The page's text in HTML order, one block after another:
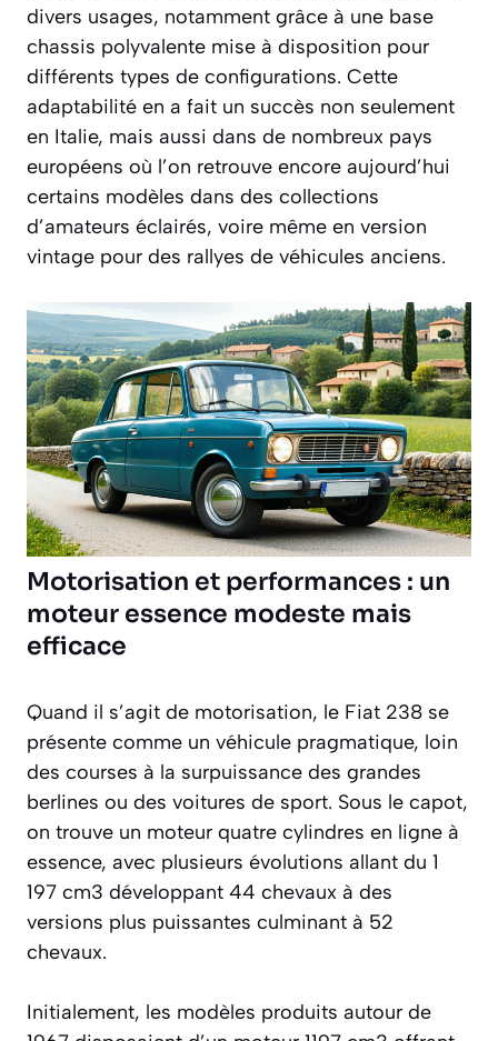
divers usages, notamment grâce à une base
chassis polyvalente mise à disposition pour
différents types de configurations. Cette
adaptabilité en a fait un succès non seulement
en Italie, mais aussi dans de nombreux pays
européens où l’on retrouve encore aujourd’hui
certains modèles dans des collections
d’amateurs éclairés, voire même en version
vintage pour des rallyes de véhicules anciens.
Motorisation et performances : un
moteur essence modeste mais
efficace
Quand il s’agit de motorisation, le Fiat 238 se
présente comme un véhicule pragmatique, loin
des courses à la surpuissance des grandes
berlines ou des voitures de sport. Sous le capot,
on trouve un moteur quatre cylindres en ligne à
essence, avec plusieurs évolutions allant du 1
197 cm3 développant 44 chevaux à des
versions plus puissantes culminant à 52
chevaux.
Initialement, les modèles produits autour de